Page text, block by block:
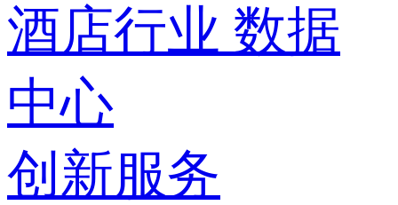
酒店行业 数据
中心
创新服务